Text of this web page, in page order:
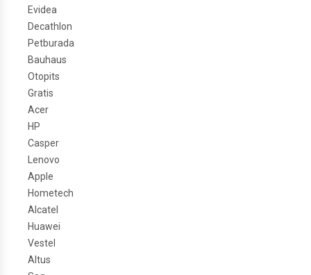
Evidea
Decathlon
Petburada
Bauhaus
Otopits
Gratis
Acer
HP
Casper
Lenovo
Apple
Hometech
Alcatel
Huawei
Vestel
Altus